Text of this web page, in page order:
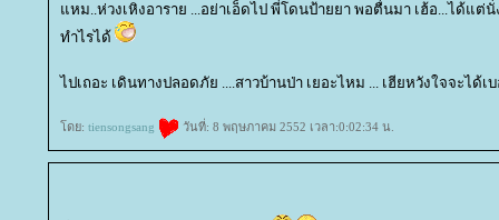
หม..ห่วงเหิงอาราย ...อย่าเอ็ดไป พี่โดนป้ายยา พอตื่นมา เฮ้อ...ได้แต่
ทำไรได้
ไปเถอะ เดินทางปลอดภัย ....สาวบ้านป่า เยอะไหม ... เฮียหวังใจจะได้เ
ดย: tiensongsang วันที่: 8 พฤษภาคม 2552 เวลา:0:02:34 น.